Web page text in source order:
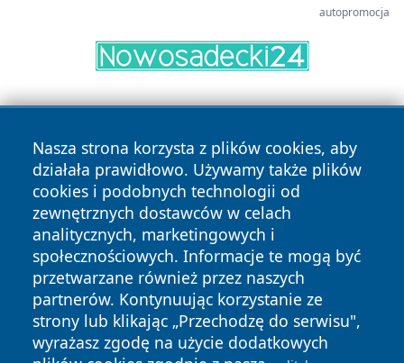
autopromocja
Nasza strona korzysta z plików cookies, aby
działała prawidłowo. Używamy także plików
cookies i podobnych technologii od
zewnętrznych dostawców w celach
analitycznych, marketingowych i
społecznościowych. Informacje te mogą być
przetwarzane również przez naszych
partnerów. Kontynuując korzystanie ze
strony lub klikając „Przechodzę do serwisu",
wyrażasz zgodę na użycie dodatkowych
Copyright © 2026 echobialystok.pl Wszystkie prawa
zastrzeżone.
News Autorzy
Polityka
Prywatności
Polityka
Cookies